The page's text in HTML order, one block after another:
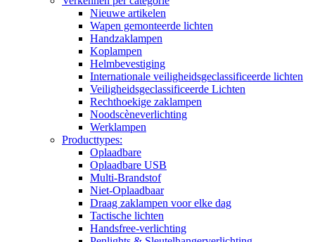
Nieuwe artikelen
Wapen gemonteerde lichten
Handzaklampen
Koplampen
Helmbevestiging
Internationale veiligheidsgeclassificeerde lichten
Veiligheidsgeclassificeerde Lichten
Rechthoekige zaklampen
Noodscèneverlichting
Werklampen
Producttypes:
Oplaadbare
Oplaadbare USB
Multi-Brandstof
Niet-Oplaadbaar
Draag zaklampen voor elke dag
Tactische lichten
Handsfree-verlichting